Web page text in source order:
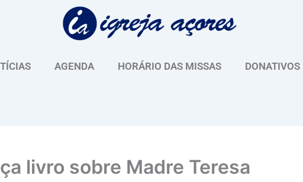
AGENDA HORÁRIO DAS MISSAS DONATIVOS
livro sobre Madre Teresa